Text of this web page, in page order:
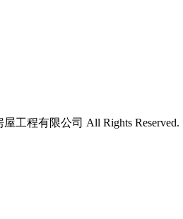
工程有限公司 All Rights Reserved.